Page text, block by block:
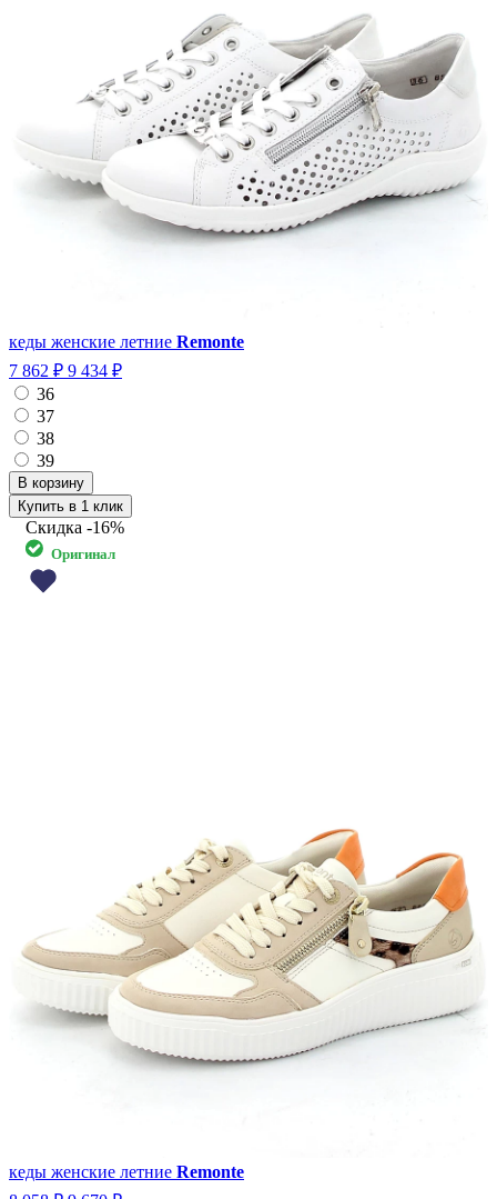
кеды женские летние Remonte
7 862 ₽ 9 434 ₽
36
37
38
39
Купить в 1 клик
Скидка -16%
Оригинал
кеды женские летние Remonte